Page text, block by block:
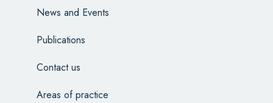
News and Events
Publications
Contact us
Areas of practice